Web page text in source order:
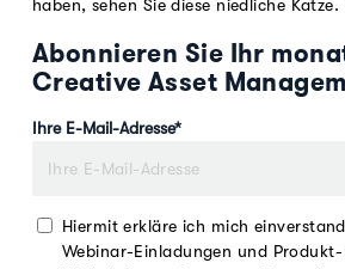
haben, sehen Sie diese niedliche
Abonnieren Sie Ihr
Creative Asset
Ihre E-Mail-Adresse*
Hiermit erkläre ich mich
Webinar-Einladungen und